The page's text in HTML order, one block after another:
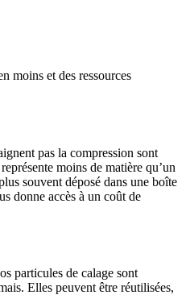
moins et des ressources
pas la compression sont
moins de matière qu’un
souvent déposé dans une boîte
donne accès à un coût de
particules de calage sont
Elles peuvent être réutilisées,